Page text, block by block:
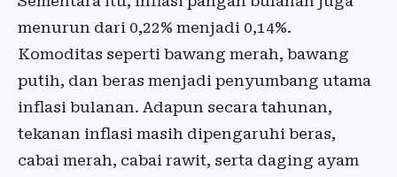
menurun dari 0,22% menjadi 0,14%.
Komoditas seperti bawang merah, bawang
putih, dan beras menjadi penyumbang utama
inflasi bulanan. Adapun secara tahunan,
tekanan inflasi masih dipengaruhi beras,
cabai merah, cabai rawit, serta daging ayam